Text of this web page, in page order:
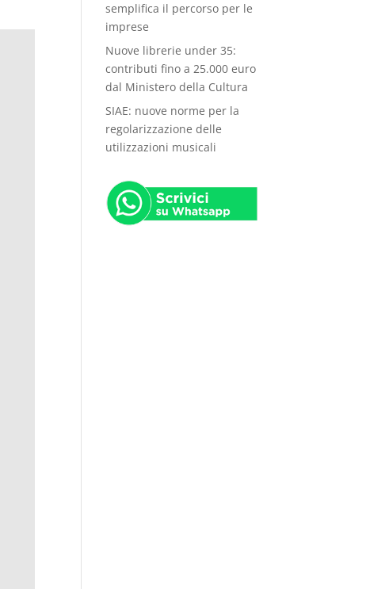
semplifica il percorso per le
imprese
Nuove librerie under 35:
contributi fino a 25.000 euro
dal Ministero della Cultura
SIAE: nuove norme per la
regolarizzazione delle
utilizzazioni musicali